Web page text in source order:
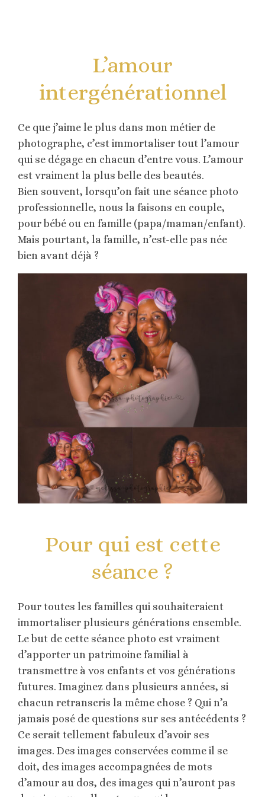
L’amour
intergénérationnel
Ce que j’aime le plus dans mon métier de
photographe, c’est immortaliser tout l’amour
qui se dégage en chacun d’entre vous. L’amour
est vraiment la plus belle des beautés.
Bien souvent, lorsqu’on fait une séance photo
professionnelle, nous la faisons en couple,
pour bébé ou en famille (papa/maman/enfant).
Mais pourtant, la famille, n’est-elle pas née
bien avant déjà ?
Pour qui est cette
séance ?
Pour toutes les familles qui souhaiteraient
immortaliser plusieurs générations ensemble.
Le but de cette séance photo est vraiment
d’apporter un patrimoine familial à
transmettre à vos enfants et vos générations
futures. Imaginez dans plusieurs années, si
chacun retranscris la même chose ? Qui n’a
jamais posé de questions sur ses antécédents ?
Ce serait tellement fabuleux d’avoir ses
images. Des images conservées comme il se
doit, des images accompagnées de mots
d’amour au dos, des images qui n’auront pas